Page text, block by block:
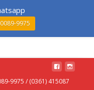
9975 / (0361) 415087
9975